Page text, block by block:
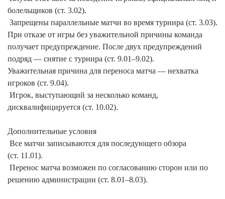
болельщиков (ст. 3.02).
При отказе от игры без уважительной причины команда
получает предупреждение. После двух предупреждений
подряд — снятие с турнира (ст. 9.01–9.02).
Уважительная причина для переноса матча — нехватка
игроков (ст. 9.04).
дисквалифицируется (ст. 10.02).
Дополнительные условия
(ст. 11.01).
решению администрации (ст. 8.01–8.03).